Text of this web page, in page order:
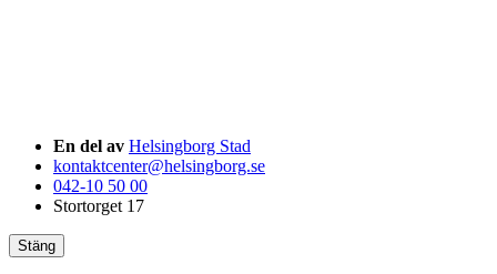
En del av Helsingborg Stad
kontaktcenter@helsingborg.se
042-10 50 00
Stortorget 17
Stäng